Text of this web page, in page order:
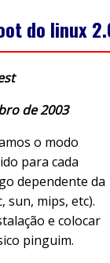
do linux
de 2003
o modo
para cada
dependente da
sun, mips, etc).
e colocar
pinguim.